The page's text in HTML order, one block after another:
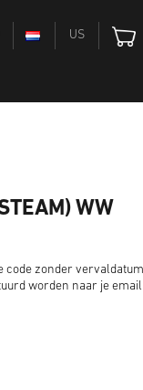
US
WW
code zonder
worden naar je